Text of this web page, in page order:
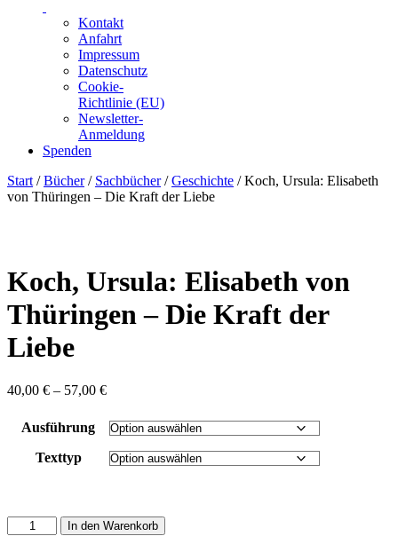
Kontakt
Anfahrt
Impressum
Datenschutz
Cookie-
Richtlinie (EU)
Newsletter-
Anmeldung
Spenden
Skip
to
Start /Bücher/ Sachbücher/Geschichte / Koch, Ursula: Elisabeth
von Thüringen – Die Kraft der Liebe
Koch, Ursula: Elisabeth von
Thüringen – Die Kraft der
Liebe
40,00 € – 57,00 €Preisspanne:
bis
57,00 €
Ausführung
Texttyp
Koch,
Ursula:
In den Warenkorb